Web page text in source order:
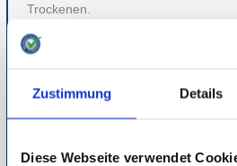
Zustimmung Details
Diese Webseite verwendet
Trockenen.
Die untersuchten Marken bieten
mit verschiedenen Arten – vom
passendem Zubehör von der